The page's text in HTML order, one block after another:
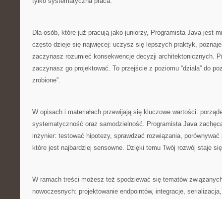
Dla osób, które już pracują jako juniorzy, Programista Java jest
często dzieje się najwięcej: uczysz się lepszych praktyk,
zaczynasz rozumieć konsekwencje decyzji architektonicznych.
zaczynasz go projektować. To przejście z poziomu “działa” do
zrobione”.
W opisach i materiałach przewijają się kluczowe wartości:
systematyczność oraz samodzielność. Programista Java
inżynier: testować hipotezy, sprawdzać rozwiązania,
które jest najbardziej sensowne. Dzięki temu Twój rozwój staje
W ramach treści możesz też spodziewać się tematów
nowoczesnych: projektowanie endpointów, integracje, serializacja,